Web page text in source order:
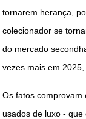
tornarem herança,
colecionador se
do mercado
vezes mais em
Os fatos
usados de luxo -